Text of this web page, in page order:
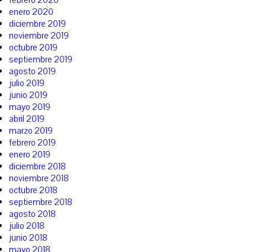
enero 2020
diciembre 2019
noviembre 2019
octubre 2019
septiembre 2019
agosto 2019
julio 2019
junio 2019
mayo 2019
abril 2019
marzo 2019
febrero 2019
enero 2019
diciembre 2018
noviembre 2018
octubre 2018
septiembre 2018
agosto 2018
julio 2018
junio 2018
mayo 2018